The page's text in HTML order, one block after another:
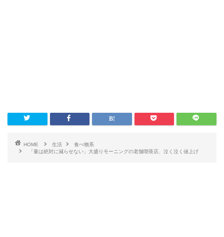
HOME 生活
食べ物系
「量は絶対に減らせない」大盛りモーニングの老舗喫茶店、泣く泣く値上げ